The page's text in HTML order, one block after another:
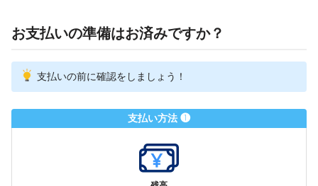
お支払いの準備はお済みですか？
支払いの前に確認をしましょう！
支払い方法 ❶